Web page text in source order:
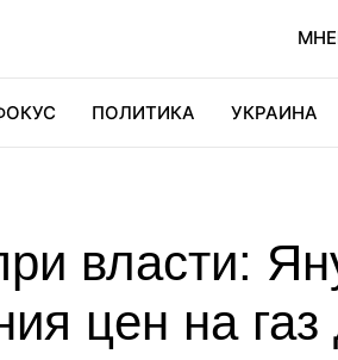
ПОЛИТИКА УКРАИНА
власти:
цен на газ